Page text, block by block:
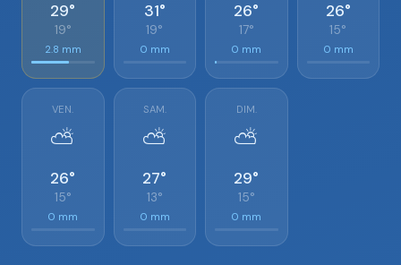
29°
19°
2.8 mm
31°
19°
0 mm
26°
17°
0 mm
26°
15°
0 mm
VEN.
⛅
26°
15°
0 mm
SAM.
⛅
27°
13°
0 mm
DIM.
⛅
29°
15°
0 mm